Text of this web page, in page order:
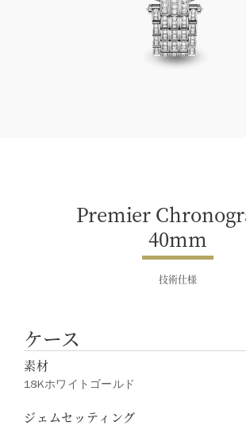
Premier
40mm
技術仕様
ケース
素材
18Kホワイトゴールド
ジェムセッティング